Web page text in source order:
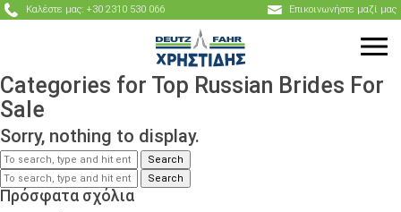
Καλέστε μας: +30 2310 530 066 Επικοινωνήστε μαζί μας
Categories for Top Russian Brides For
Sale
Sorry, nothing to display.
Search
Search
Πρόσφατα σχόλια